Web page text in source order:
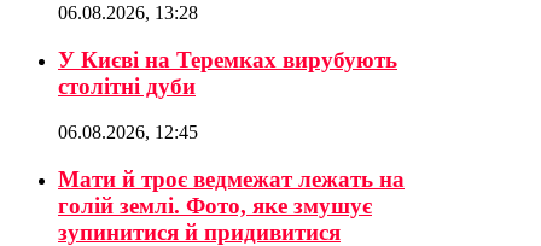
06.08.2026, 13:28
У Києві на Теремках вирубують
столітні дуби
06.08.2026, 12:45
Мати й троє ведмежат лежать на
голій землі. Фото, яке змушує
зупинитися й придивитися